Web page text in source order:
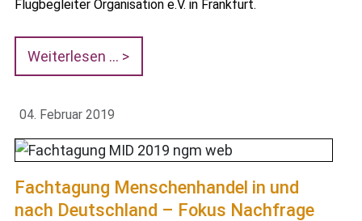
Flugbegleiter Organisation e.V. in Frankfurt.
Weiterlesen …
04. Februar 2019
Fachtagung Menschenhandel in und
nach Deutschland – Fokus Nachfrage